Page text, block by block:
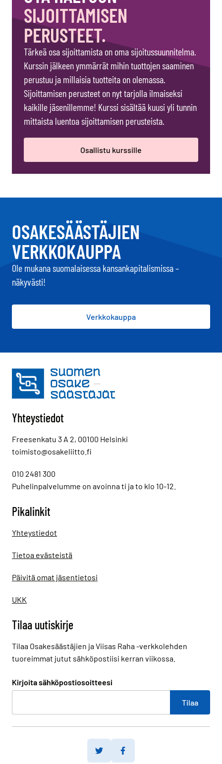
SIJOITTAMISEN
PERUSTEET.
Tärkeä osa sijoittamista on oma sijoitussuunnitelma.
Kurssin jälkeen ymmärrät mihin tuottojen saaminen
perustuu ja millaisia tuotteita on olemassa.
Sijoittamisen perusteet on nyt tarjolla ilmaiseksi
kaikille jäsenillemme! Kurssi sisältää kuusi yli tunnin
mittaista luentoa sijoittamisen perusteista.
Osallistu kurssille
OSAKESÄÄSTÄJIEN
VERKKOKAUPPA
Ole mukana suomalaisessa kansankapitalismissa –
näkyvästi!
Verkkokauppa
Yhteystiedot
Freesenkatu 3 A 2, 00100 Helsinki
toimisto@osakeliitto.fi
010 2481 300
Puhelinpalvelumme on avoinna ti ja to klo 10-12.
Pikalinkit
Yhteystiedot
Tietoa evästeistä
Päivitä omat jäsentietosi
UKK
Tilaa uutiskirje
Tilaa Osakesäästäjien ja Viisas Raha -verkkolehden
tuoreimmat jutut sähköpostiisi kerran viikossa.
Kirjoita sähköpostiosoitteesi